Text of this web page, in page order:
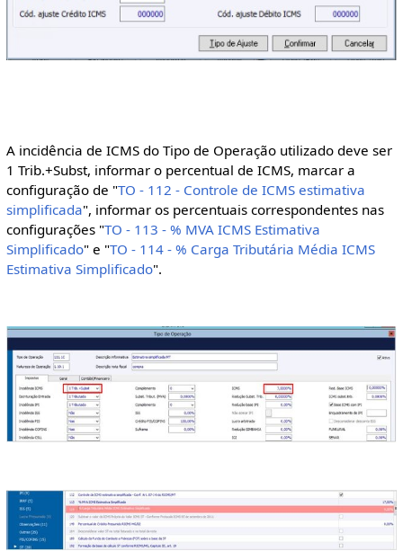
A incidência de ICMS do Tipo de Operação utilizado deve ser
1 Trib.+Subst, informar o percentual de ICMS, marcar a
configuração de "TO - 112 - Controle de ICMS estimativa
simplificada", informar os percentuais correspondentes nas
configurações "TO - 113 - % MVA ICMS Estimativa
Simplificado" e "TO - 114 - % Carga Tributária Média ICMS
Estimativa Simplificado".